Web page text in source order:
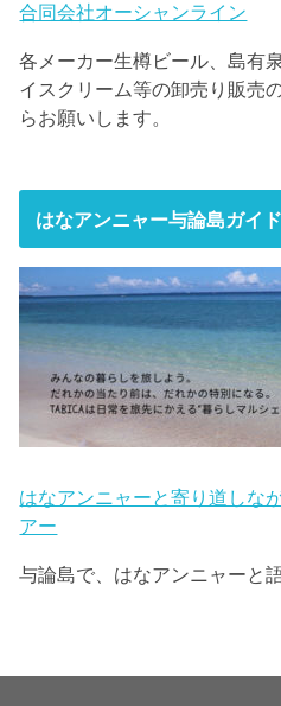
合同会社オーシャンライン
各メーカー生樽ビール、島有
イスクリーム等の卸売り販売
らお願いします。
はなアンニャー与論島ガイ
はなアンニャーと寄り道しな
アー
与論島で、はなアンニャーと